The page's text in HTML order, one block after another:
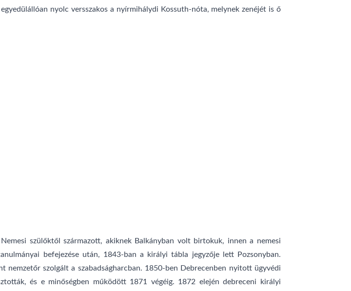
nyolc versszakos a nyírmihálydi Kossuth-nóta, melynek zenéjét is ő
szülőktől származott, akiknek Balkányban volt birtokuk, innen a nemesi
befejezése után, 1843-ban a királyi tábla jegyzője lett Pozsonyban.
szolgált a szabadságharcban. 1850-ben Debrecenben nyitott ügyvédi
és e minőségben működött 1871 végéig. 1872 elején debreceni királyi